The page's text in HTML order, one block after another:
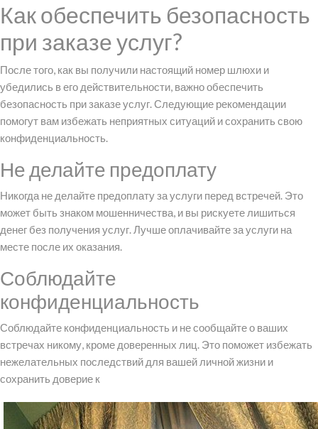
Как обеспечить безопасность
при заказе услуг?
После того, как вы получили настоящий номер шлюхи и
убедились в его действительности, важно обеспечить
безопасность при заказе услуг. Следующие рекомендации
помогут вам избежать неприятных ситуаций и сохранить свою
конфиденциальность.
Не делайте предоплату
Никогда не делайте предоплату за услуги перед встречей. Это
может быть знаком мошенничества, и вы рискуете лишиться
денег без получения услуг. Лучше оплачивайте за услуги на
месте после их оказания.
Соблюдайте
конфиденциальность
Соблюдайте конфиденциальность и не сообщайте о ваших
встречах никому, кроме доверенных лиц. Это поможет избежать
нежелательных последствий для вашей личной жизни и
сохранить доверие к